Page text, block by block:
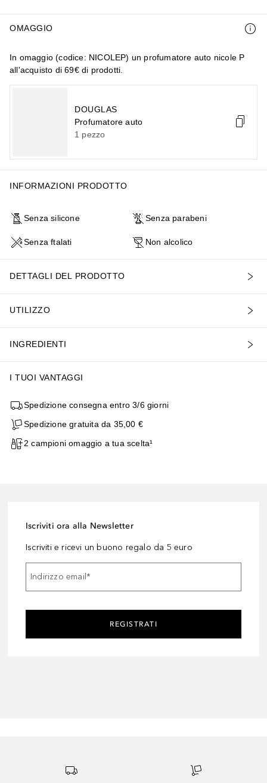
OMAGGIO
In omaggio (codice: NICOLEP) un profumatore auto nicole P
all'acquisto di 69€ di prodotti.
DOUGLAS
Profumatore auto
1 pezzo
INFORMAZIONI PRODOTTO
Senza silicone Senza parabeni
Senza ftalati Non alcolico
DETTAGLI DEL PRODOTTO
UTILIZZO
INGREDIENTI
I TUOI VANTAGGI
Spedizione consegna entro 3/6 giorni
Spedizione gratuita da 35,00 €
2 campioni omaggio a tua scelta¹
Iscriviti ora alla Newsletter
Iscriviti e ricevi un buono regalo da 5 euro
Indirizzo email*
REGISTRATI